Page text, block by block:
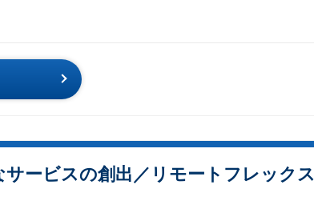
ービスの創出／リモートフレックス